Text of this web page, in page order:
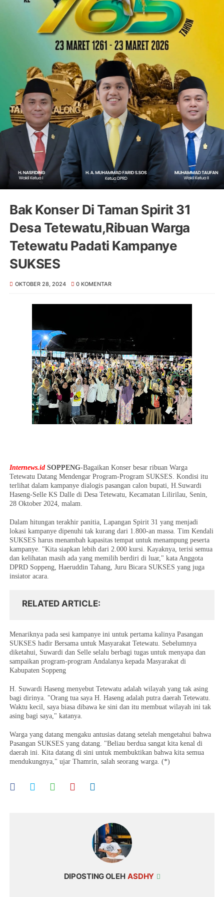
Bak Konser Di Taman Spirit 31
Desa Tetewatu,Ribuan Warga
Tetewatu Padati Kampanye
SUKSES
OKTOBER 28, 2024 0 KOMENTAR
Internews.id SOPPENG-Bagaikan Konser besar ribuan Warga
Tetewatu Datang Mendengar Program-Program SUKSES. Kondisi itu
terlihat dalam kampanye dialogis pasangan calon bupati, H.Suwardi
Haseng-Selle KS Dalle di Desa Tetewatu, Kecamatan Lilirilau, Senin,
28 Oktober 2024, malam.
Dalam hitungan terakhir panitia, Lapangan Spirit 31 yang menjadi
lokasi kampanye dipenuhi tak kurang dari 1.800-an massa. Tim Kendali
SUKSES harus menambah kapasitas tempat untuk menampung peserta
kampanye. "Kita siapkan lebih dari 2.000 kursi. Kayaknya, terisi semua
dan kelihatan masih ada yang memilih berdiri di luar," kata Anggota
DPRD Soppeng, Haeruddin Tahang, Juru Bicara SUKSES yang juga
insiator acara.
RELATED ARTICLE
Menariknya pada sesi kampanye ini untuk pertama kalinya Pasangan
SUKSES hadir Bersama untuk Masyarakat Tetewatu. Sebelumnya
diketahui, Suwardi dan Selle selalu berbagi tugas untuk menyapa dan
sampaikan program-program Andalanya kepada Masyarakat di
Kabupaten Soppeng
H. Suwardi Haseng menyebut Tetewatu adalah wilayah yang tak asing
bagi dirinya. "Orang tua saya H. Haseng adalah putra daerah Tetewatu.
Waktu kecil, saya biasa dibawa ke sini dan itu membuat wilayah ini tak
asing bagi saya," katanya.
Warga yang datang mengaku antusias datang setelah mengetahui bahwa
Pasangan SUKSES yang datang. "Beliau berdua sangat kita kenal di
daerah ini. Kita datang di sini untuk membuktikan bahwa kita semua
mendukungnya," ujar Thamrin, salah seorang warga. (*)
DIPOSTING OLEH ASDHY